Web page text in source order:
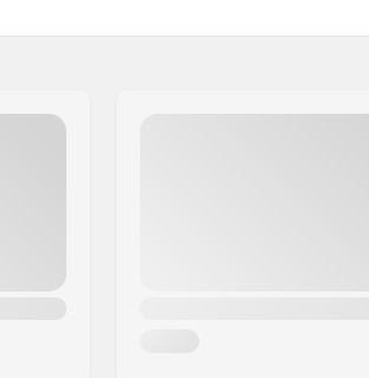
Trukin profiilin korkeus